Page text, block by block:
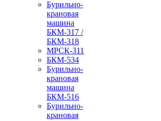
Бурильно-
крановая
машина
БКМ-317 /
БКМ-318
МРСК-311
БКМ-534
Бурильно-
крановая
машина
БКМ-516
Бурильно-
крановая